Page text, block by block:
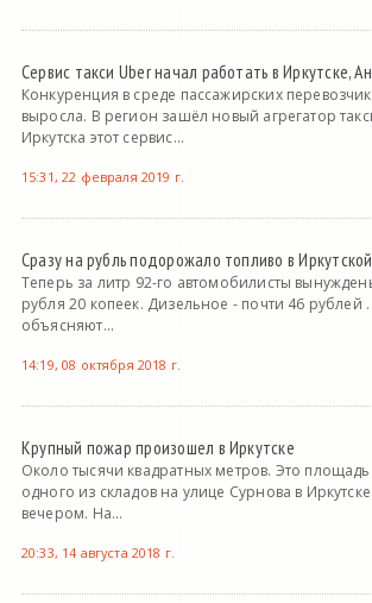
Сервис такси Uber начал работать в Иркутске,
Конкуренция в среде пассажирских
выросла. В регион зашёл новый агрегатор
Иркутска этот сервис...
15:31, 22 февраля 2019 г.
Сразу на рубль подорожало топливо в
Теперь за литр 92-го автомобилисты
рубля 20 копеек. Дизельное - почти 46 рублей
объясняют...
14:19, 08 октября 2018 г.
Крупный пожар произошел в Иркутске
Около тысячи квадратных метров. Это
одного из складов на улице Сурнова в
вечером. На...
20:33, 14 августа 2018 г.